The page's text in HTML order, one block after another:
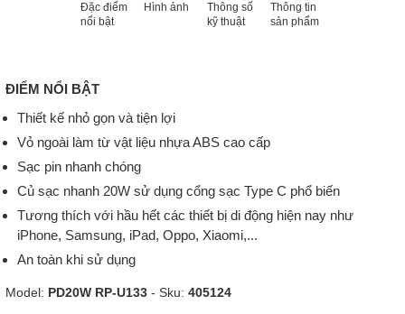
Đặc điểm
nổi bật
Hình ảnh
Thông số
kỹ thuật
Thông tin
sản phẩm
ĐIỂM NỔI BẬT
Thiết kế nhỏ gọn và tiện lợi
Vỏ ngoài làm từ vật liệu nhựa ABS cao cấp
Sạc pin nhanh chóng
Củ sạc nhanh 20W sử dụng cổng sạc Type C phổ biến
Tương thích với hầu hết các thiết bị di động hiện nay như
iPhone, Samsung, iPad, Oppo, Xiaomi,...
An toàn khi sử dụng
Model: PD20W RP-U133 - Sku: 405124